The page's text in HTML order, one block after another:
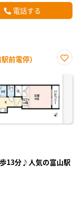
電話する
前電停）
に入
り登
13分♪人気の富山駅